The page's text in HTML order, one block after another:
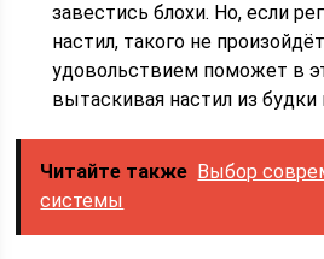
завестись блохи. Но, если
настил, такого не
удовольствием поможет в
вытаскивая настил из будки
Читайте также Выбор
системы